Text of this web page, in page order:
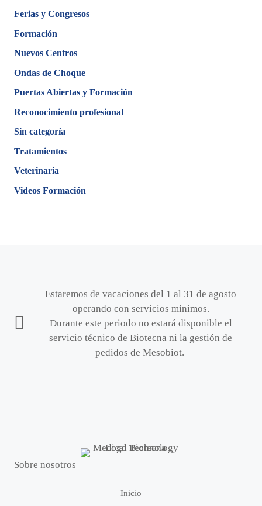
Ferias y Congresos
Formación
Nuevos Centros
Ondas de Choque
Puertas Abiertas y Formación
Reconocimiento profesional
Sin categoría
Tratamientos
Veterinaria
Videos Formación
Estaremos de vacaciones del 1 al 31 de agosto
operando con servicios mínimos.
Durante este periodo no estará disponible el
servicio técnico de Biotecna ni la gestión de
pedidos de Mesobiot.
Sobre nosotros
Inicio